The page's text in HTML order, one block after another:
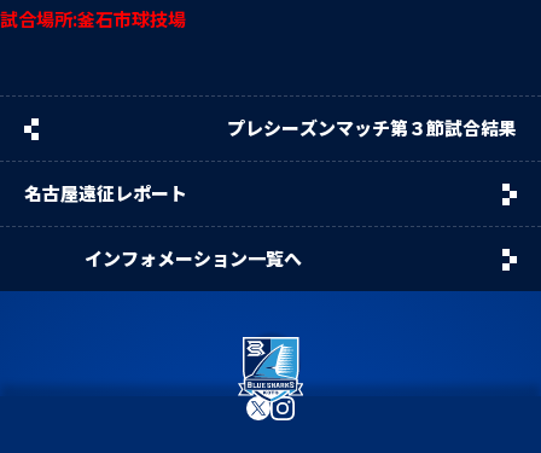
試合場所:釜石市球技場
プレシーズンマッチ第３節試合結果
名古屋遠征レポート
インフォメーション一覧へ
第3戦ホストゲーム
第2戦ホストゲーム
パートナー募集